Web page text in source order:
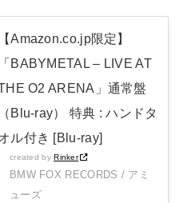
【Amazon.co.jp限定】
「BABYMETAL – LIVE AT
O2 ARENA」通常盤
（Blu-ray） 特典 : ハンドタ
ル付き [Blu-ray]
created byRinker
BMW FOX RECORDS / アミ
ューズ